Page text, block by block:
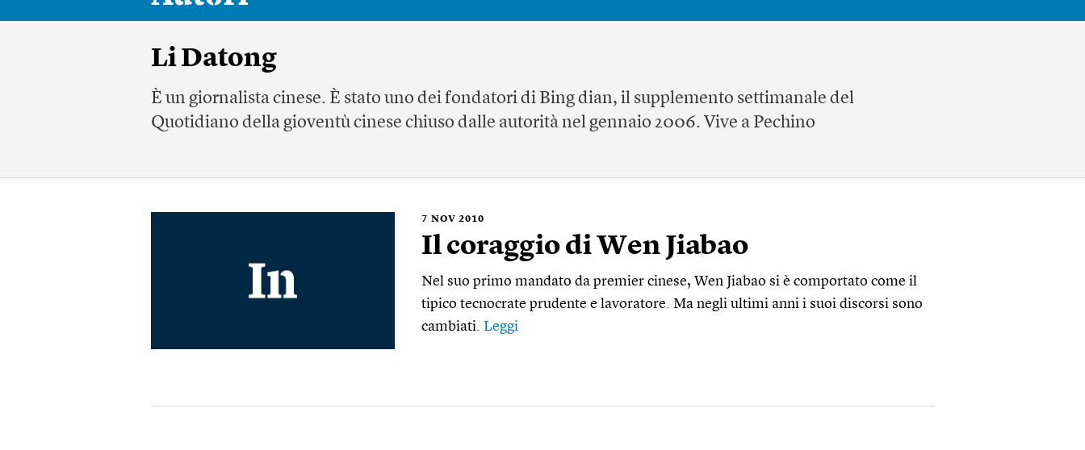
Li Datong
È un giornalista cinese. È stato uno dei fondatori di Bing dian, il supplemento settimanale del
Quotidiano della gioventù cinese chiuso dalle autorità nel gennaio 2006. Vive a Pechino
7 NOV 2010
Il coraggio di Wen Jiabao
Nel suo primo mandato da premier cinese, Wen Jiabao si è comportato come il
tipico tecnocrate prudente e lavoratore. Ma negli ultimi anni i suoi discorsi sono
cambiati. Leggi